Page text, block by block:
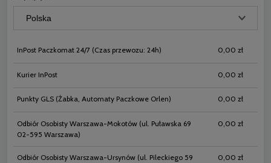
InPost Paczkomat 24/7 (Czas przewozu: 24h) 0,00 zł
Kurier InPost 0,00 zł
Punkty GLS (Żabka, Automaty Paczkowe Orlen) 0,00 zł
Odbiór Osobisty Warszawa-Mokotów (ul. Puławska 69
02-595 Warszawa)
0,00 zł
Odbiór Osobisty Warszawa-Ursynów (ul. Pileckiego 59
0,00 zł